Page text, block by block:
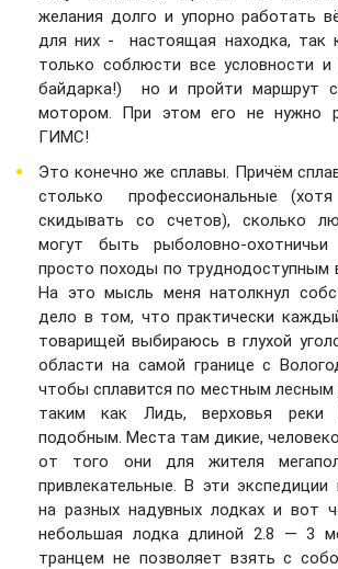
желания долго и упорно работать
для них - настоящая находка, так
только соблюсти все условности
байдарка!) но и пройти маршрут
мотором. При этом его не нужно
ГИМС!
Это конечно же сплавы. Причём
столько профессиональные
скидывать со счетов), сколько
могут быть рыболовно-охотничьи
просто походы по труднодоступным
На это мысль меня натолкнул
дело в том, что практически
товарищей выбираюсь в глухой
области на самой границе с
чтобы сплавится по местным лесным
таким как Лидь, верховья
подобным. Места там дикие,
от того они для жителя
привлекательные. В эти
на разных надувных лодках и вот
небольшая лодка длиной 2.8 — 3
транцем не позволяет взять с